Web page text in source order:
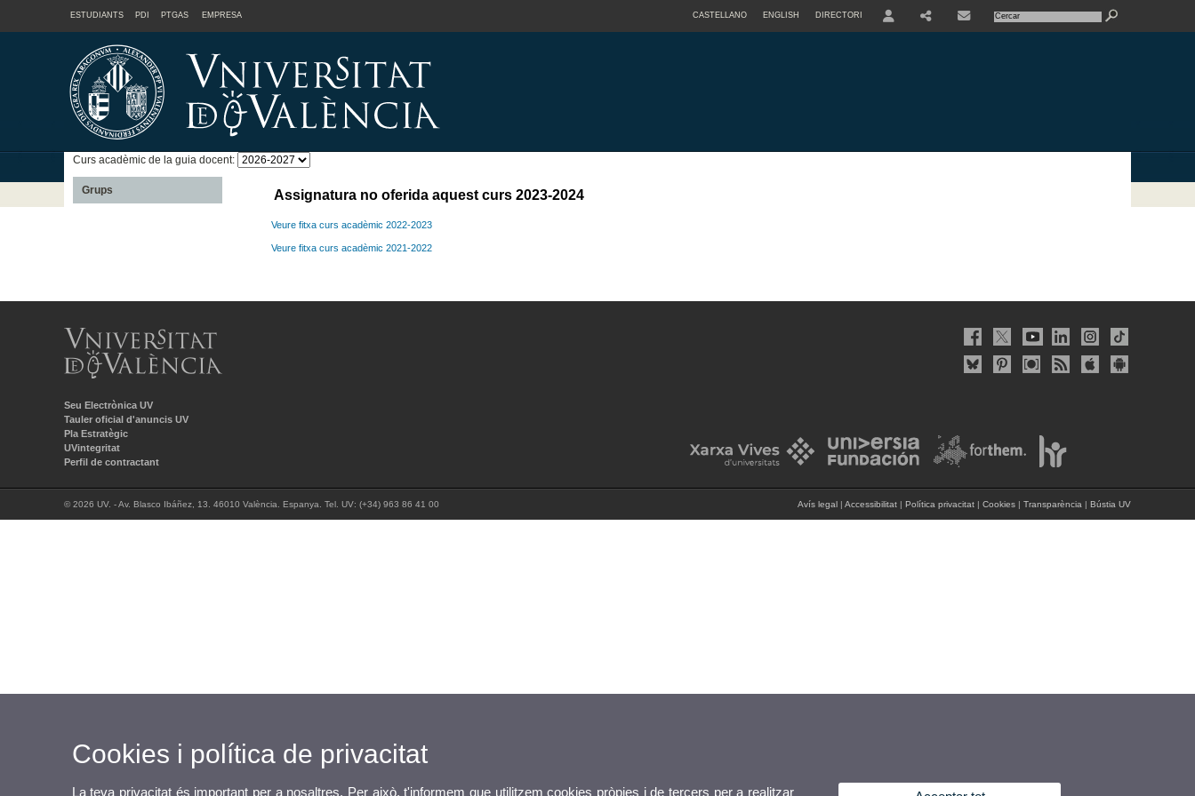
ESTUDIANTS PDI PTGAS EMPRESA CASTELLANO ENGLISH DIRECTORI
Curs acadèmic de la guia docent:
Grups Assignatura no oferida aquest curs 2023-2024
Veure fitxa curs acadèmic 2022-2023
Veure fitxa curs acadèmic 2021-2022
Seu Electrònica UV
Tauler oficial d'anuncis UV
Pla Estratègic
UVintegritat
Perfil de contractant
© 2026 UV. - Av. Blasco Ibáñez, 13. 46010 València. Espanya. Tel. UV: (+34) 963 86 41 00 Avís legal | Accessibilitat | Política privacitat | Cookies | Transparència | Bústia UV
Cookies i política de privacitat
La teva privacitat és important per a nosaltres. Per això, t'informem que utilitzem cookies pròpies i de tercers per a realitzar